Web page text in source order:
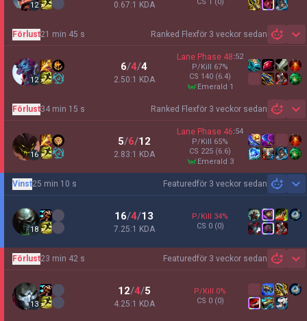
12 0.67:1 KDA
Ranked Flexför 3 veckor sedan
Förlust21 min 45 s
12
6/4/4
2.50:1 KDA
Lane Phase 48:52
P/Kill 67%
CS 140 (6.4)
emerald 1
Ranked Flexför 3 veckor sedan
Förlust34 min 15 s
16
5/6/12
2.83:1 KDA
Lane Phase 46:54
P/Kill 65%
CS 225 (6.6)
emerald 3
Featuredför 3 veckor sedan
Vinst25 min 10 s
18
16/4/13
7.25:1 KDA
P/Kill 34%
CS 0 (0)
Featuredför 3 veckor sedan
Förlust23 min 42 s
13
12/4/5
4.25:1 KDA
P/Kill 0%
CS 0 (0)